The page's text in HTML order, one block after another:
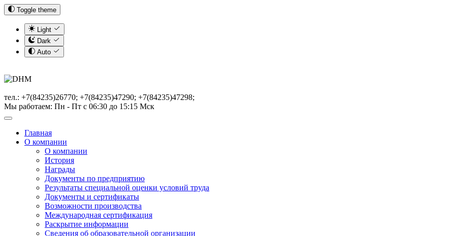
Toggle theme
Light
Dark
Auto
тел.: +7(84235)26770; +7(84235)47290; +7(84235)47298;
Мы работаем: Пн - Пт с 06:30 до 15:15 Мск
Главная
О компании
О компании
История
Награды
Документы по предприятию
Результаты специальной оценки условий труда
Документы и сертификаты
Возможности производства
Международная сертификация
Раскрытие информации
Сведения об образовательной организации